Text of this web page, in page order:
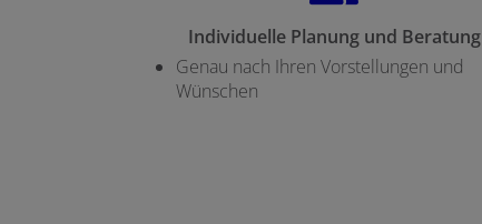
Individuelle Planung und Beratung
Genau nach Ihren Vorstellungen und
Wünschen